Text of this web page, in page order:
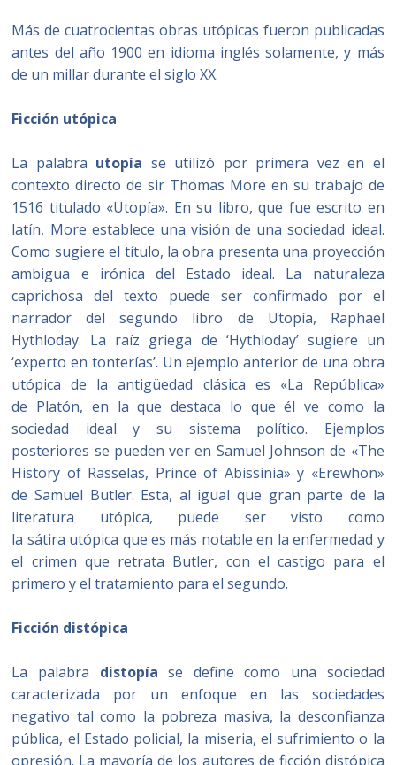
Más de cuatrocientas obras utópicas fueron publicadas
antes del año 1900 en idioma inglés solamente, y más
de un millar durante el siglo XX.
Ficción utópica
La palabra utopía se utilizó por primera vez en el
contexto directo de sir Thomas More en su trabajo de
1516 titulado «Utopía». En su libro, que fue escrito en
latín, More establece una visión de una sociedad ideal.
Como sugiere el título, la obra presenta una proyección
ambigua e irónica del Estado ideal. La naturaleza
caprichosa del texto puede ser confirmado por el
narrador del segundo libro de Utopía, Raphael
Hythloday. La raíz griega de ‘Hythloday’ sugiere un
‘experto en tonterías’. Un ejemplo anterior de una obra
utópica de la antigüedad clásica es «La República»
de Platón, en la que destaca lo que él ve como la
sociedad ideal y su sistema político. Ejemplos
posteriores se pueden ver en Samuel Johnson de «The
History of Rasselas, Prince of Abissinia» y «Erewhon»
de Samuel Butler. Esta, al igual que gran parte de la
literatura utópica, puede ser visto como
la sátira utópica que es más notable en la enfermedad y
el crimen que retrata Butler, con el castigo para el
primero y el tratamiento para el segundo.
Ficción distópica
La palabra distopía se define como una sociedad
caracterizada por un enfoque en las sociedades
negativo tal como la pobreza masiva, la desconfianza
pública, el Estado policial, la miseria, el sufrimiento o la
opresión.​ La mayoría de los autores de ficción distópica